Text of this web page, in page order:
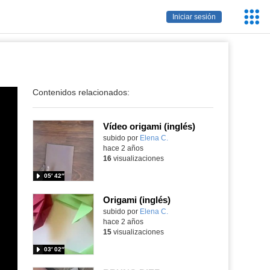
Iniciar sesión
Contenidos relacionados:
Vídeo origami (inglés)
subido por Elena C.
05′ 42″
hace 2 años
16visualizaciones
Origami (inglés)
subido por Elena C.
03′ 02″
hace 2 años
15visualizaciones